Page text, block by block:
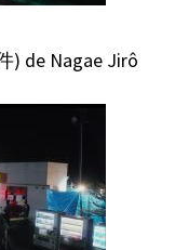
) de Nagae Jirô